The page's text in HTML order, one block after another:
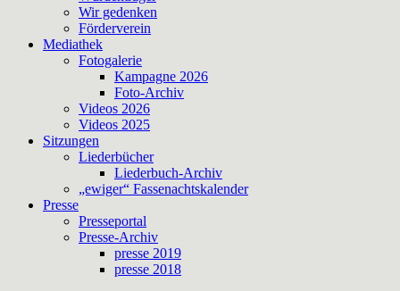
Wir gedenken
Förderverein
Mediathek
Fotogalerie
Kampagne 2026
Foto-Archiv
Videos 2026
Videos 2025
Sitzungen
Liederbücher
Liederbuch-Archiv
„ewiger“ Fassenachtskalender
Presse
Presseportal
Presse-Archiv
presse 2019
presse 2018